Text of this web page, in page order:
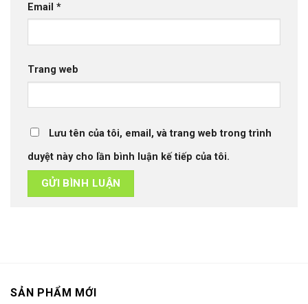
Email *
Trang web
Lưu tên của tôi, email, và trang web trong trình
duyệt này cho lần bình luận kế tiếp của tôi.
SẢN PHẨM MỚI